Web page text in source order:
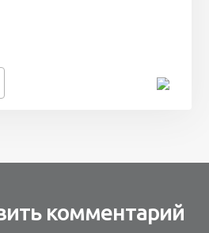
комментарий